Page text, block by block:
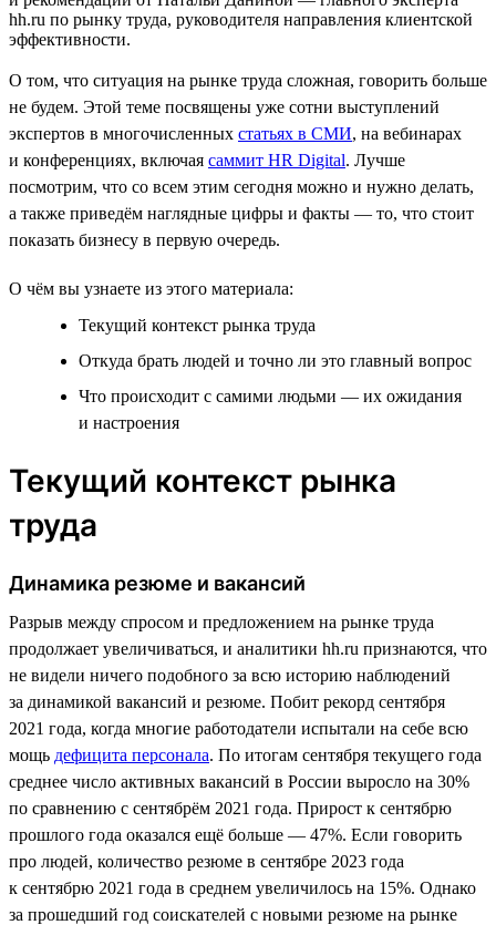
hh.ru по рынку труда, руководителя направления клиентской
эффективности.
О том, что ситуация на рынке труда сложная, говорить больше
не будем. Этой теме посвящены уже сотни выступлений
экспертов в многочисленных статьях в СМИ, на вебинарах
и конференциях, включая саммит HR Digital. Лучше
посмотрим, что со всем этим сегодня можно и нужно делать,
а также приведём наглядные цифры и факты — то, что стоит
показать бизнесу в первую очередь.
О чём вы узнаете из этого материала:
Текущий контекст рынка труда
Откуда брать людей и точно ли это главный вопрос
Что происходит с самими людьми — их ожидания
и настроения
Текущий контекст рынка
труда
Динамика резюме и вакансий
Разрыв между спросом и предложением на рынке труда
продолжает увеличиваться, и аналитики hh.ru признаются, что
не видели ничего подобного за всю историю наблюдений
за динамикой вакансий и резюме. Побит рекорд сентября
2021 года, когда многие работодатели испытали на себе всю
мощь дефицита персонала. По итогам сентября текущего года
среднее число активных вакансий в России выросло на 30%
по сравнению с сентябрём 2021 года. Прирост к сентябрю
прошлого года оказался ещё больше — 47%. Если говорить
про людей, количество резюме в сентябре 2023 года
к сентябрю 2021 года в среднем увеличилось на 15%. Однако
за прошедший год соискателей с новыми резюме на рынке